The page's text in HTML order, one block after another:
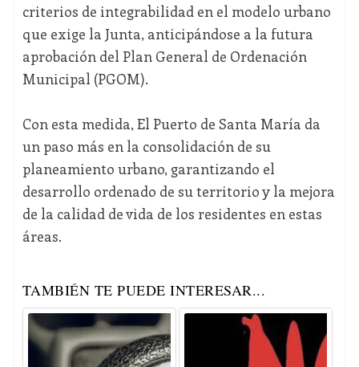
criterios de integrabilidad en el modelo urbano
que exige la Junta, anticipándose a la futura
aprobación del Plan General de Ordenación
Municipal (PGOM).
Con esta medida, El Puerto de Santa María da
un paso más en la consolidación de su
planeamiento urbano, garantizando el
desarrollo ordenado de su territorio y la mejora
de la calidad de vida de los residentes en estas
áreas.
TAMBIÉN TE PUEDE INTERESAR...